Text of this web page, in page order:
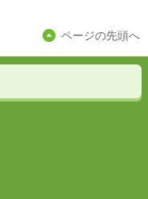
ページの先頭へ